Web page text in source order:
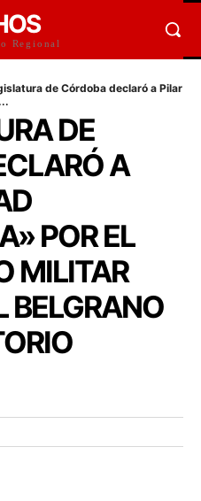
Regional
de Córdoba declaró a Pilar
DE
A
POR EL
MILITAR
BELGRANO